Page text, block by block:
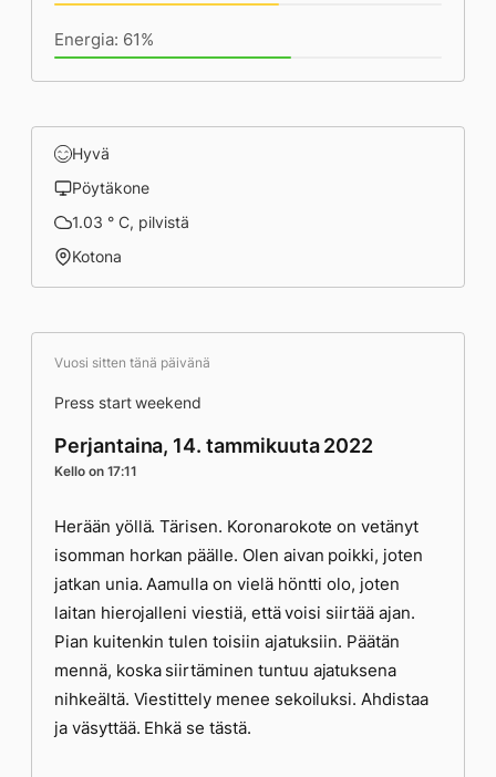
Energia: 61%
Hyvä
Pöytäkone
1.03 ° C, pilvistä
Kotona
Vuosi sitten tänä päivänä
Press start weekend
Perjantaina, 14. tammikuuta 2022
Kello on 17:11
Herään yöllä. Tärisen. Koronarokote on vetänyt
isomman horkan päälle. Olen aivan poikki, joten
jatkan unia. Aamulla on vielä höntti olo, joten
laitan hierojalleni viestiä, että voisi siirtää ajan.
Pian kuitenkin tulen toisiin ajatuksiin. Päätän
mennä, koska siirtäminen tuntuu ajatuksena
nihkeältä. Viestittely menee sekoiluksi. Ahdistaa
ja väsyttää. Ehkä se tästä.